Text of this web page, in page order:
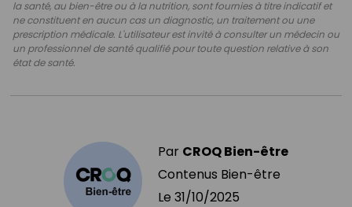
la santé, au bien-être ou à la nutrition, sont fournies à titre indicatif et
ne constituent en aucun cas un diagnostic, un traitement ou une
prescription médicale. L'utilisateur est invité à consulter un médecin ou
un professionnel de santé qualifié pour toute question relative à son
état de santé.
Par CROQ Bien-être
Contenus Bien-être
Le 31/10/2025